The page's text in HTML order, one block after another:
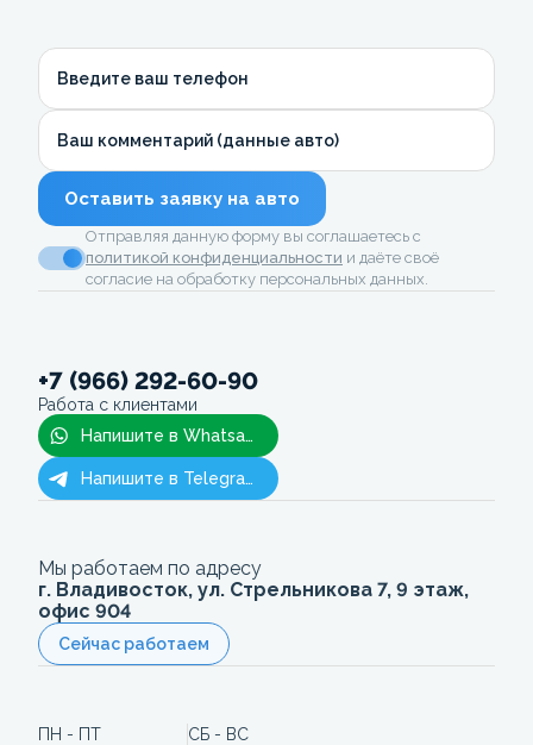
Введите ваш телефон
Ваш комментарий (данные авто)
Оставить заявку на авто
Отправляя данную форму вы соглашаетесь с
политикой конфиденциальности и даёте своё
согласие на обработку персональных данных.
+7 (966) 292-60-90
Работа с клиентами
Напишите в Whatsapp
Напишите в Telegram
Мы работаем по адресу
г. Владивосток, ул. Стрельникова 7, 9 этаж,
офис 904
Сейчас работаем
ПН - ПТ
СБ - ВС